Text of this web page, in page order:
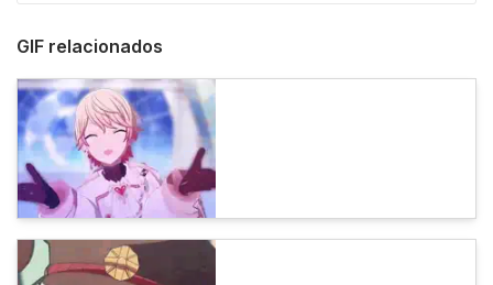
GIF relacionados